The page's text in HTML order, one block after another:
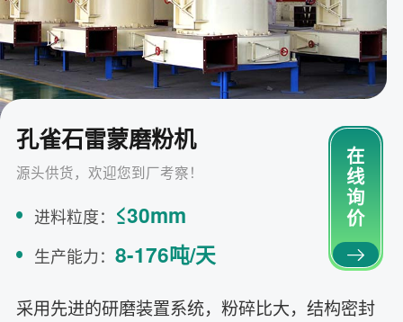
孔雀石雷蒙磨粉机
源头供货，欢迎您到厂考察！
在
线
询
价
进料粒度： ≤30mm
生产能力：8-176吨/天
采用先进的研磨装置系统，粉碎比大，结构密封